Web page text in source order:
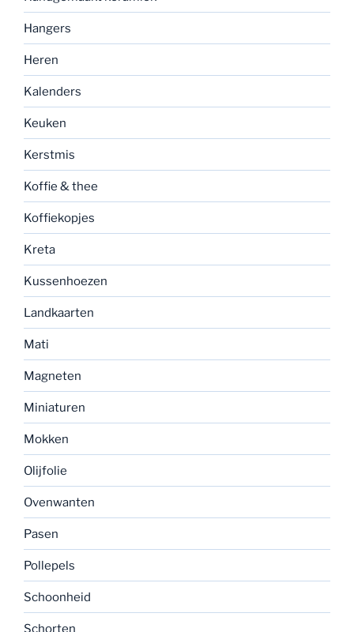
Hangers
Heren
Kalenders
Keuken
Kerstmis
Koffie & thee
Koffiekopjes
Kreta
Kussenhoezen
Landkaarten
Mati
Magneten
Miniaturen
Mokken
Olijfolie
Ovenwanten
Pasen
Pollepels
Schoonheid
Schorten